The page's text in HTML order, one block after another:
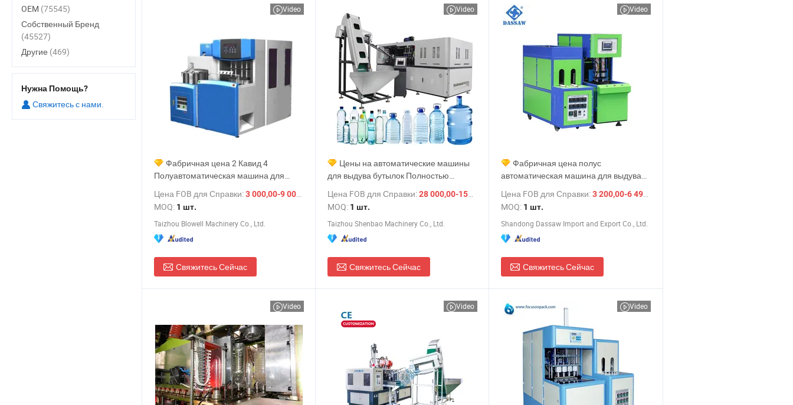
Video
Фабричная цена 2 Кавид 4
Полуавтоматическая машина для
минеральной воды, изготовления
банок и емкостей, машина для
растяжного выдува форм
Цена FOB для Справки:3 000,00-9 000,00 $
/ шт.
MOQ: 1 шт.
Taizhou Blowell Machinery Co., Ltd.
Свяжитесь Сейчас
Video
Цены на автоматические машины
для выдува бутылок Полностью
ПЭТ-бутылок Машина для выдува
бутылок 4 Полностью автоматическая
машина для производства
пластиковых бутылок 6000
Цена FOB для Справки:28 000,00-150 000,00 $
/ шт.
MOQ: 1 шт.
Taizhou Shenbao Machinery Co., Ltd.
Свяжитесь Сейчас
Video
Фабричная цена полус
автоматическая машина для выдува
напитков
Цена FOB для Справки:3 200,00-6 499,00 $
MOQ: 1 шт.
Shandong Dassaw Import and Export Co., Ltd.
Свяжитесь Сейчас
Video Video Video
OEM (75545)
Собственный Бренд
(45527)
Другие (469)
Нужна Помощь?
Свяжитесь с нами.